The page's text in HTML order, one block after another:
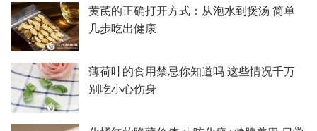
黄芪的正确打开方式：从泡水到煲汤 简单
几步吃出健康
薄荷叶的食用禁忌你知道吗 这些情况千万
别吃小心伤身